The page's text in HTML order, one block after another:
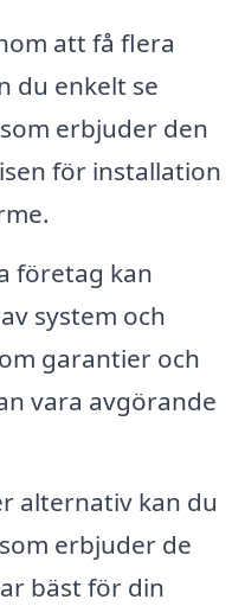
att få flera
du enkelt se
erbjuder den
för installation
företag kan
system och
garantier och
vara avgörande
alternativ kan du
erbjuder de
bäst för din